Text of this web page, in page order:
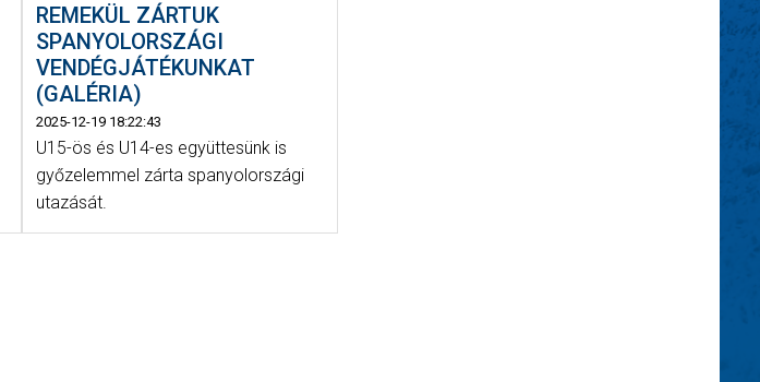
REMEKÜL ZÁRTUK
SPANYOLORSZÁGI
VENDÉGJÁTÉKUNKAT
(GALÉRIA)
2025-12-19 18:22:43
U15-ös és U14-es együttesünk is
győzelemmel zárta spanyolországi
utazását.